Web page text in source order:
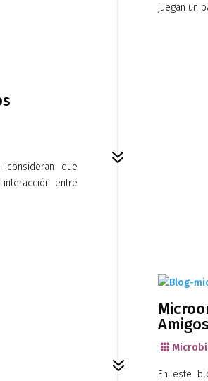
juegan un
7
que
entre
7

En este